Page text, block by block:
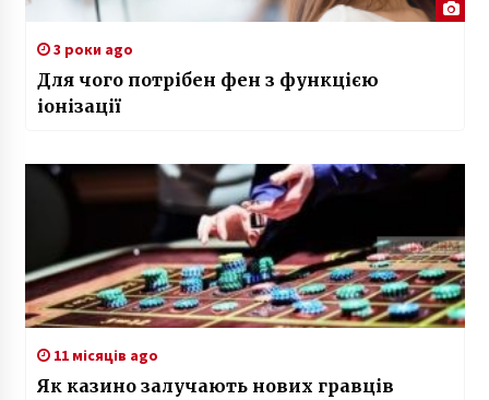
3 роки ago
Для чого потрібен фен з функцією
іонізації
11 місяців ago
Як казино залучають нових гравців